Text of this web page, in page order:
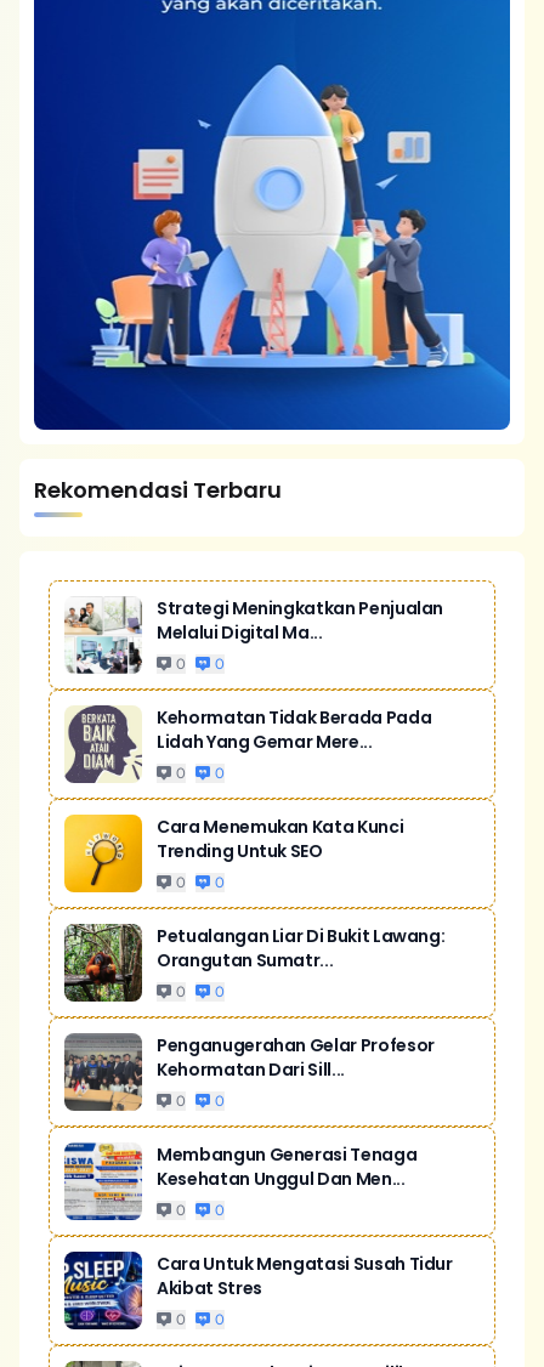
Rekomendasi Terbaru
Strategi Meningkatkan Penjualan
Melalui Digital Ma...
0 0
Kehormatan Tidak Berada Pada
Lidah Yang Gemar Mere...
0 0
Cara Menemukan Kata Kunci
Trending Untuk SEO
0 0
Petualangan Liar Di Bukit Lawang:
Orangutan Sumatr...
0 0
Penganugerahan Gelar Profesor
Kehormatan Dari Sill...
0 0
Membangun Generasi Tenaga
Kesehatan Unggul Dan Men...
0 0
Cara Untuk Mengatasi Susah Tidur
Akibat Stres
0 0